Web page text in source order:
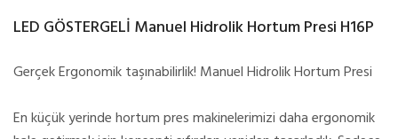
LED GÖSTERGELİ Manuel Hidrolik Hortum Presi H16P
Gerçek Ergonomik taşınabilirlik! Manuel Hidrolik Hortum Presi
En küçük yerinde hortum pres makinelerimizi daha ergonomik